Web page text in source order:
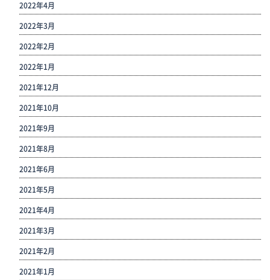
2022年4月
2022年3月
2022年2月
2022年1月
2021年12月
2021年10月
2021年9月
2021年8月
2021年6月
2021年5月
2021年4月
2021年3月
2021年2月
2021年1月